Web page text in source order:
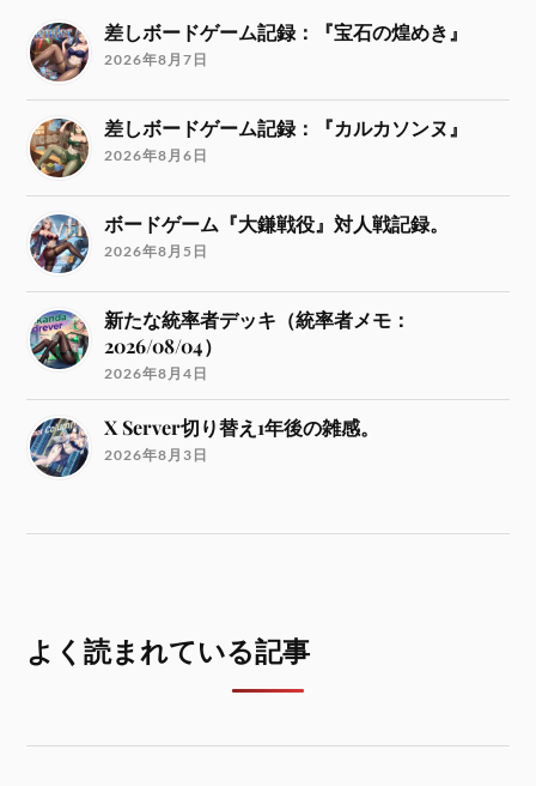
差しボードゲーム記録：『宝石の煌めき』
2026年8月7日
差しボードゲーム記録：『カルカソンヌ』
2026年8月6日
ボードゲーム『大鎌戦役』対人戦記録。
2026年8月5日
新たな統率者デッキ（統率者メモ：
2026/08/04）
2026年8月4日
X Server切り替え1年後の雑感。
2026年8月3日
よく読まれている記事